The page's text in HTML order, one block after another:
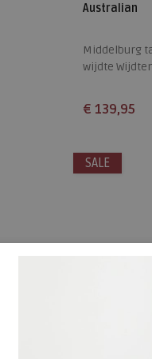
Australian
Middelburg
wijdte
€ 139,95
39
SALE